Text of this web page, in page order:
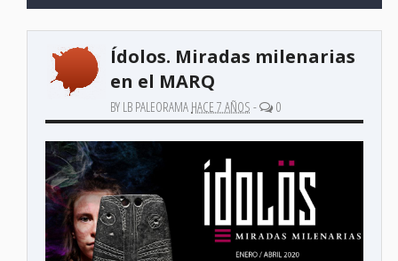
Ídolos. Miradas milenarias
en el MARQ
BY LB PALEORAMA HACE 7 AÑOS - 0